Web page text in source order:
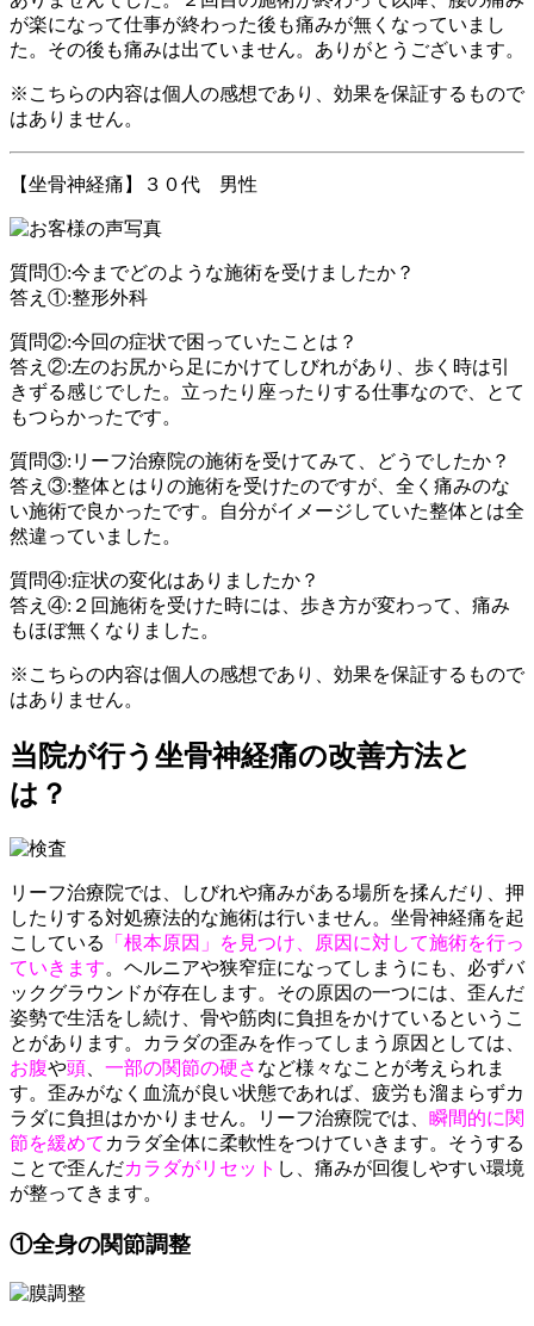
が楽になって仕事が終わった後も痛みが無くなっていまし
た。その後も痛みは出ていません。ありがとうございます。
※こちらの内容は個人の感想であり、効果を保証するもので
はありません。
【坐骨神経痛】３０代 男性
質問①:今までどのような施術を受けましたか？
答え①:整形外科
質問②:今回の症状で困っていたことは？
答え②:左のお尻から足にかけてしびれがあり、歩く時は引
きずる感じでした。立ったり座ったりする仕事なので、とて
もつらかったです。
質問③:リーフ治療院の施術を受けてみて、どうでしたか？
答え③:整体とはりの施術を受けたのですが、全く痛みのな
い施術で良かったです。自分がイメージしていた整体とは全
然違っていました。
質問④:症状の変化はありましたか？
答え④:２回施術を受けた時には、歩き方が変わって、痛み
もほぼ無くなりました。
※こちらの内容は個人の感想であり、効果を保証するもので
はありません。
当院が行う坐骨神経痛の改善方法と
は？
リーフ治療院では、しびれや痛みがある場所を揉んだり、押
したりする対処療法的な施術は行いません。坐骨神経痛を起
こしている
「根本原因」を見つけ、原因に対して施術を行っ
ていきます。ヘルニアや狭窄症になってしまうにも、必ずバ
ックグラウンドが存在します。その原因の一つには、歪んだ
姿勢で生活をし続け、骨や筋肉に負担をかけているというこ
とがあります。カラダの歪みを作ってしまう原因としては、
お腹や頭 一部の関節の硬さ など様々なことが考えられま
す。歪みがなく血流が良い状態であれば、疲労も溜まらずカ
ラダに負担はかかりません。リーフ治療院では、 瞬間的に関
節を緩めて カラダ全体に柔軟性をつけていきます。そうする
ことで歪んだカラダがリセット し、痛みが回復しやすい環境
が整ってきます。
①全身の関節調整